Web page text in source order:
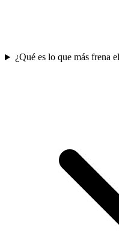
¿Qué es lo que más frena